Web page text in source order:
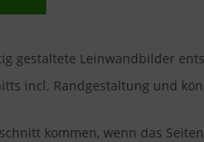
gestaltete Leinwandbilder
incl. Randgestaltung und
kommen, wenn das